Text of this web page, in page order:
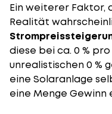
Ein weiterer Faktor,
Realität
diese bei ca. 0 %
unrealistischen 0 %
eine Solaranlage
eine Menge